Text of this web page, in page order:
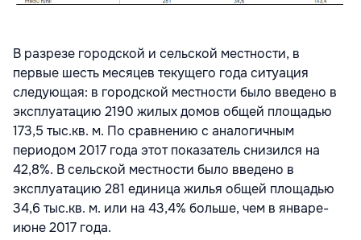
В разрезе городской и сельской местности, в
первые шесть месяцев текущего года ситуация
следующая: в городской местности было введено в
эксплуатацию 2190 жилых домов общей площадью
173,5 тыс.кв. м. По сравнению с аналогичным
периодом 2017 года этот показатель снизился на
42,8%. В сельской местности было введено в
эксплуатацию 281 единица жилья общей площадью
34,6 тыс.кв. м. или на 43,4% больше, чем в январе-
июне 2017 года.